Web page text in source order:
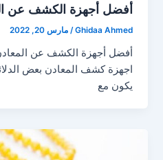
أفضل أجهزة الكشف عن
Ghidaa Ahmed
/مارس 20, 2022
اجهزة كشف المعادن بعض
يكون مع